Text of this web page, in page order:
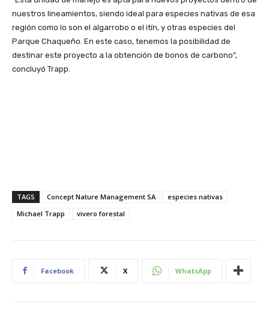
nuestros lineamientos, siendo ideal para especies nativas de esa
región como lo son el algarrobo o el itín, y otras especies del
Parque Chaqueño. En este caso, tenemos la posibilidad de
destinar este proyecto a la obtención de bonos de carbono”,
concluyó Trapp.
TAGS Concept Nature Management SA
especies nativas
Michael Trapp
vivero forestal
Facebook X WhatsApp